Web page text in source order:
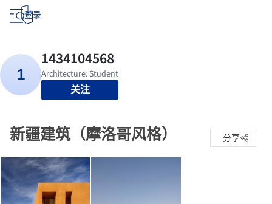
登录
关注
新疆建筑（摩洛哥风格） 分享